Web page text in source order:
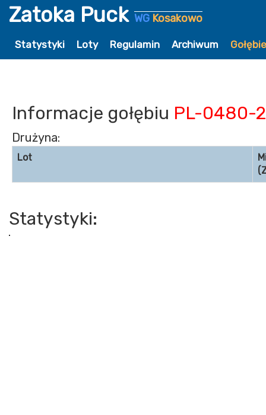
Zatoka Puck WG Kosakowo
Statystyki Loty Regulamin Archiwum
Informacje gołębiu PL-0480-
Drużyna:
Lot
Statystyki: